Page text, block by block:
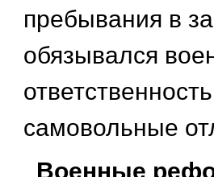
пребывания в
обязывался
самовольные
Военные